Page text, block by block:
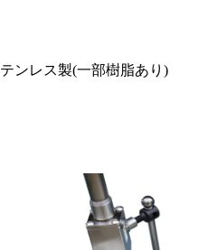
ンレス製(一部樹脂あり)